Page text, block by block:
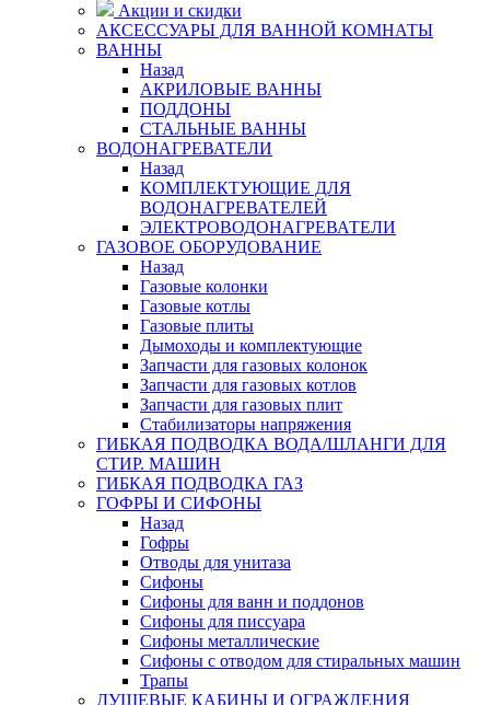
Акции и скидки
АКСЕССУАРЫ ДЛЯ ВАННОЙ КОМНАТЫ
ВАННЫ
Назад
АКРИЛОВЫЕ ВАННЫ
ПОДДОНЫ
СТАЛЬНЫЕ ВАННЫ
ВОДОНАГРЕВАТЕЛИ
Назад
КОМПЛЕКТУЮЩИЕ ДЛЯ
ВОДОНАГРЕВАТЕЛЕЙ
ЭЛЕКТРОВОДОНАГРЕВАТЕЛИ
ГАЗОВОЕ ОБОРУДОВАНИЕ
Назад
Газовые колонки
Газовые котлы
Газовые плиты
Дымоходы и комплектующие
Запчасти для газовых колонок
Запчасти для газовых котлов
Запчасти для газовых плит
Стабилизаторы напряжения
ГИБКАЯ ПОДВОДКА ВОДА/ШЛАНГИ ДЛЯ
СТИР. МАШИН
ГИБКАЯ ПОДВОДКА ГАЗ
ГОФРЫ И СИФОНЫ
Назад
Гофры
Отводы для унитаза
Сифоны
Сифоны для ванн и поддонов
Сифоны для писсуара
Сифоны металлические
Сифоны с отводом для стиральных машин
Трапы
ДУШЕВЫЕ КАБИНЫ И ОГРАЖДЕНИЯ